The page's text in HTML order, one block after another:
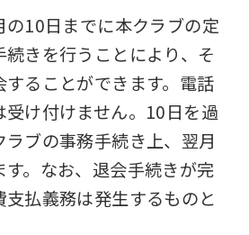
の10日までに本クラブの定
きを行うことにより、そ
ることができます。電話
け付けません。10日を過
ブの事務手続き上、翌月
。なお、退会手続きが完
払義務は発生するものと
the
Japanese
version
of
this
website
will
be